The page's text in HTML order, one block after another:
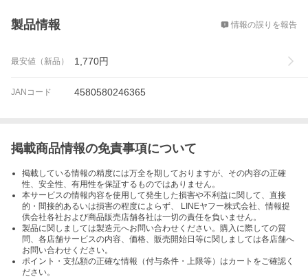
製品情報 情報の誤りを報告
最安値（新品） 1,770円
JANコード 4580580246365
掲載商品情報の免責事項について
掲載している情報の精度には万全を期しておりますが、その内容の正確
性、安全性、有用性を保証するものではありません。
本サービスの情報内容を使用して発生した損害や不利益に関して、直接
的・間接的あるいは損害の程度によらず、 LINEヤフー株式会社、情報提
供会社各社および商品販売店舗各社は一切の責任を負いません。
製品に関しましては製造元へお問い合わせください。購入に際しての質
問、各店舗サービスの内容、価格、販売開始日等に関しましては各店舗へ
お問い合わせください。
ポイント・支払額の正確な情報（付与条件・上限等）はカートをご確認く
ださい。